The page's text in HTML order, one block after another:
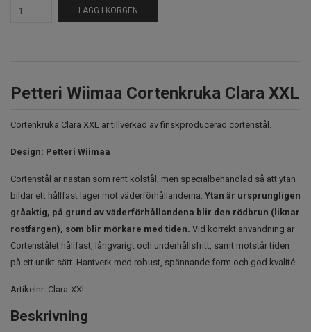
LÄGG I KORGEN
Petteri Wiimaa Cortenkruka Clara XXL
Cortenkruka Clara XXL är tillverkad av finskproducerad cortenstål.
Design: Petteri Wiimaa
Cortenstål är nästan som rent kolstål, men specialbehandlad så att ytan
bildar ett hållfast lager mot väderförhållanderna. Ytan är ursprungligen
gråaktig, på grund av väderförhållandena blir den rödbrun (liknar
rostfärgen), som blir mörkare med tiden. Vid korrekt användning är
Cortenstålet hållfast, långvarigt och underhållsfritt, samt motstår tiden
på ett unikt sätt. Hantverk med robust, spännande form och god kvalité.
Artikelnr: Clara-XXL
Beskrivning